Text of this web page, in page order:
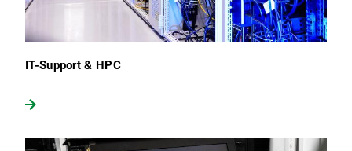
IT-Support & HPC